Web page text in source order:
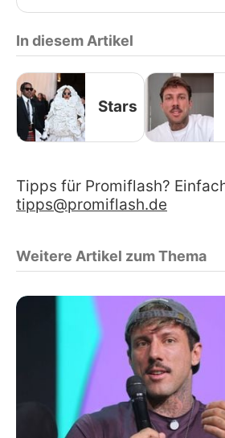
In diesem Artikel
Stars
Tipps für Promiflash?
tipps@promiflash.de
Weitere Artikel zum Thema